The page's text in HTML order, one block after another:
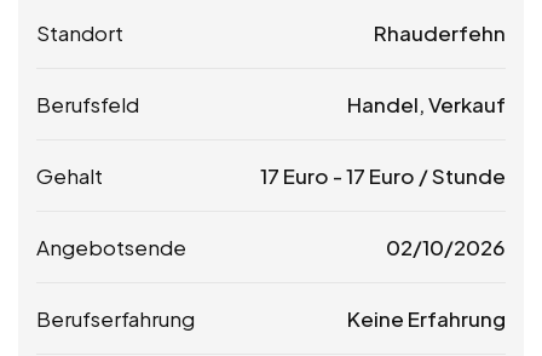
Standort Rhauderfehn
Berufsfeld Handel, Verkauf
Gehalt 17 Euro -17 Euro / Stunde
Angebotsende 02/10/2026
Berufserfahrung Keine Erfahrung